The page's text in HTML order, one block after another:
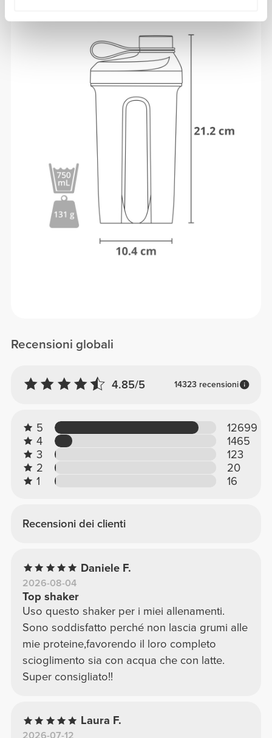
Recensioni globali
4.85/5 14323 recensioni
5
12699
4
1465
3
123
2
20
1
16
Recensioni dei clienti
Daniele F.
2026-08-04
Top shaker
Uso questo shaker per i miei allenamenti.
Sono soddisfatto perché non lascia grumi alle
mie proteine,favorendo il loro completo
scioglimento sia con acqua che con latte.
Super consigliato!!
Laura F.